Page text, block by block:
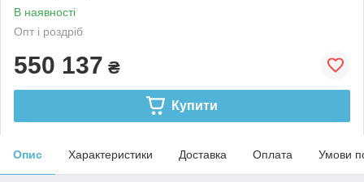
В наявності
Опт і роздріб
550 137 ₴
Купити
Опис Характеристики Доставка Оплата Умови